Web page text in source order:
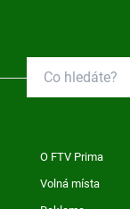
O FTV Prima
Volná místa